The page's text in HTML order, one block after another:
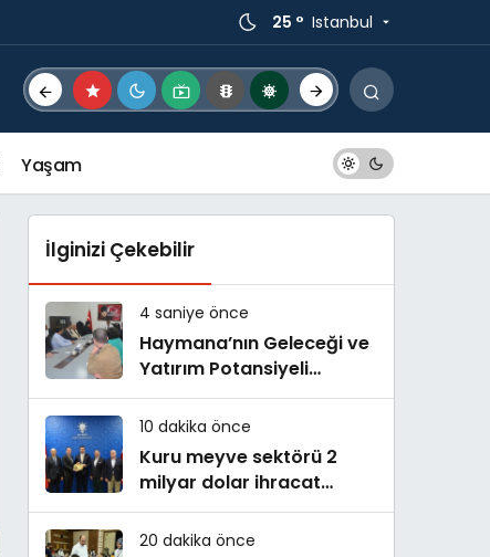
25 ° Istanbul
Yaşam
İlginizi Çekebilir
4 saniye önce
Haymana’nın Geleceği ve
Yatırım Potansiyeli
Masaya Yatırıldı
10 dakika önce
Kuru meyve sektörü 2
milyar dolar ihracat
hedefi için Ankara’dan
destek istedi
20 dakika önce